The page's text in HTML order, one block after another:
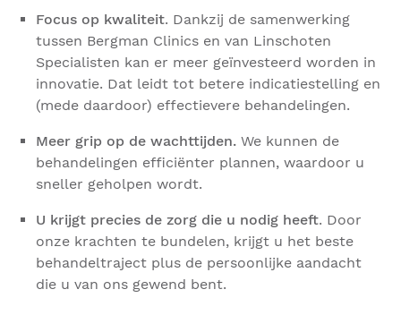
Focus op kwaliteit. Dankzij de samenwerking
tussen Bergman Clinics en van Linschoten
Specialisten kan er meer geïnvesteerd worden in
innovatie. Dat leidt tot betere indicatiestelling en
(mede daardoor) effectievere behandelingen.
Meer grip op de wachttijden. We kunnen de
behandelingen efficiënter plannen, waardoor u
sneller geholpen wordt.
U krijgt precies de zorg die u nodig heeft. Door
onze krachten te bundelen, krijgt u het beste
behandeltraject plus de persoonlijke aandacht
die u van ons gewend bent.